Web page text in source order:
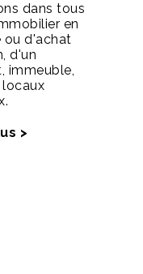
dans tous
en
ou d'achat
d'un
immeuble,
>